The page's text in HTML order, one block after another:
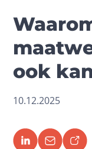
ook
10.12.2025